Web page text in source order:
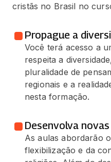
cristãs no Brasil no
Propague a
Você terá acesso a
respeita a
pluralidade de
regionais e a
nesta formação.
Desenvolva
As aulas abordarão
flexibilização e da